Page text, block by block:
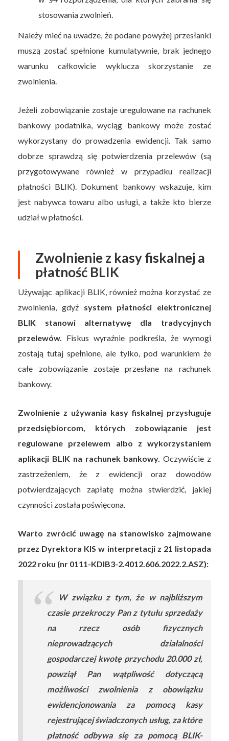
stosowania zwolnień.
Należy mieć na uwadze, że podane powyżej przesłanki
muszą zostać spełnione kumulatywnie, brak jednego
warunku całkowicie wyklucza skorzystanie ze
zwolnienia.
Jeżeli zobowiązanie zostaje uregulowane na rachunek
bankowy podatnika, wyciąg bankowy może zostać
wykorzystany do prowadzenia ewidencji. Tak samo
dobrze sprawdzą się potwierdzenia przelewów (są
przygotowywane również w przypadku realizacji
płatności BLIK). Dokument bankowy wskazuje, kim
jest nabywca towaru albo usługi, a także kto bierze
udział w płatności.
Zwolnienie z kasy fiskalnej a
płatność BLIK
Używając aplikacji BLIK, również można korzystać ze
zwolnienia, gdyż system płatności elektronicznej
BLIK stanowi alternatywę dla tradycyjnych
przelewów.
Fiskus wyraźnie podkreśla, że wymogi
zostają tutaj spełnione, ale tylko, pod warunkiem że
całe zobowiązanie zostaje przesłane na rachunek
bankowy.
Zwolnienie z używania kasy fiskalnej przysługuje
przedsiębiorcom, których zobowiązanie jest
regulowane przelewem albo z wykorzystaniem
aplikacji BLIK na rachunek bankowy. Oczywiście z
zastrzeżeniem, że z ewidencji oraz dowodów
potwierdzających zapłatę można stwierdzić, jakiej
czynności została poświęcona.
Warto zwrócić uwagę na stanowisko zajmowane
przez Dyrektora KIS w interpretacji z 21 listopada
2022 roku (nr 0111-KDIB3-2.4012.606.2022.2.ASZ):
W związku z tym, że w najbliższym
czasie przekroczy Pan z tytułu sprzedaży
na rzecz osób fizycznych
nieprowadzących działalności
gospodarczej kwotę przychodu 20.000 zł,
powziął Pan wątpliwość dotyczącą
możliwości zwolnienia z obowiązku
ewidencjonowania za pomocą kasy
rejestrującej świadczonych usług, za które
płatność odbywa się za pomocą BLIK-